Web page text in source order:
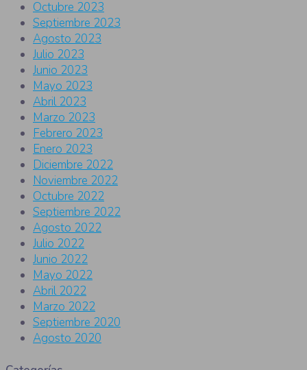
Octubre 2023
Septiembre 2023
Agosto 2023
Julio 2023
Junio 2023
Mayo 2023
Abril 2023
Marzo 2023
Febrero 2023
Enero 2023
Diciembre 2022
Noviembre 2022
Octubre 2022
Septiembre 2022
Agosto 2022
Julio 2022
Junio 2022
Mayo 2022
Abril 2022
Marzo 2022
Septiembre 2020
Agosto 2020